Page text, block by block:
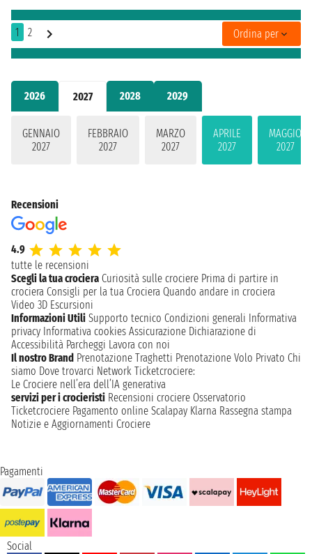
2026 2027 2028 2029
GENNAIO
2027
FEBBRAIO
2027
MARZO
2027
APRILE
2027
MAGGIO
2027
1 2 Ordina per
Recensioni
4.9
tutte le recensioni
Scegli la tua crociera Curiosità sulle crociere Prima di partire in
crociera Consigli per la tua Crociera Quando andare in crociera
Video 3D Escursioni
Informazioni Utili Supporto tecnico Condizioni generali Informativa
privacy Informativa cookies Assicurazione Dichiarazione di
Accessibilità Parcheggi Lavora con noi
Il nostro Brand Prenotazione Traghetti Prenotazione Volo Privato Chi
siamo Dove trovarci Network Ticketcrociere:
Le Crociere nell’era dell’IA generativa
servizi per i crocieristi Recensioni crociere Osservatorio
Ticketcrociere Pagamento online Scalapay Klarna Rassegna stampa
Notizie e Aggiornamenti Crociere
Pagamenti
Social